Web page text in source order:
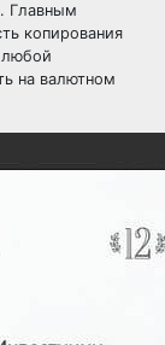
Главным
копирования
любой
на валютном